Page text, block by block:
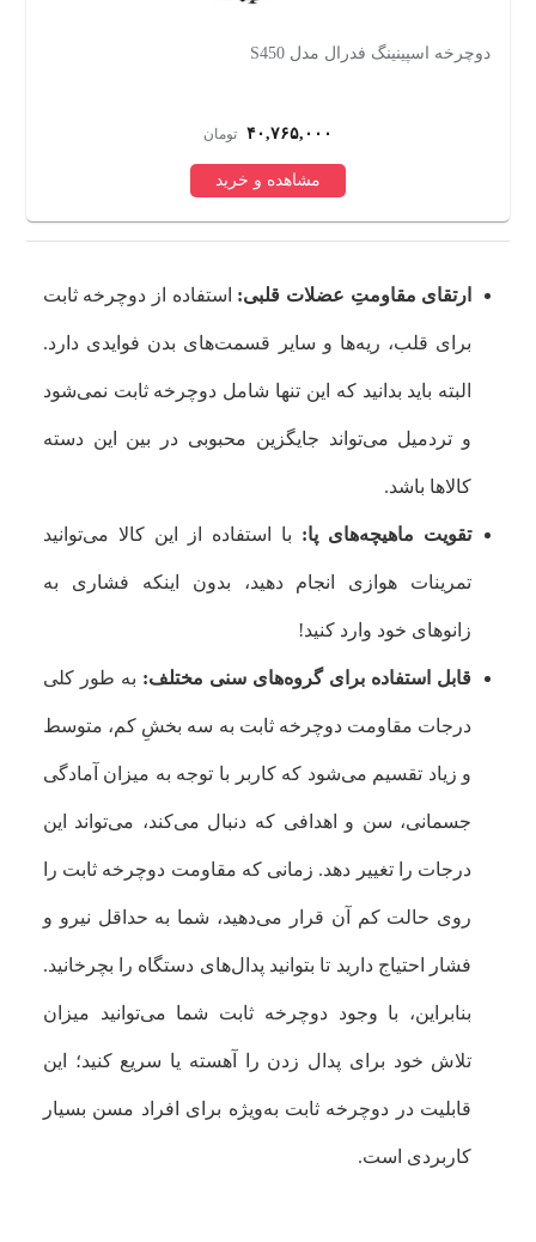
دوچرخه ثابت تایتان فیتنس مدل BC43070
۳۵,۹۰۰,۰۰۰
مشاهده و خرید
ارتقای مقاومتِ عضلات قلبی: استفاده از دوچرخه ثابت
برای قلب، ریه‌ها و سایر قسمت‌های بدن فوایدی دارد.
البته باید بدانید که این تنها شامل دوچرخه ثابت نمی‌شود
و تردمیل می‌تواند جایگزین محبوبی در بین این دسته
کالاها باشد.
تقویت ماهیچه‌‌های پا: با استفاده از این کالا می‌توانید
تمرینات هوازی انجام دهید، بدون اینکه فشاری به
زانوهای خود وارد کنید!
قابل استفاده برای گروه‌های سنی مختلف: به طور کلی
درجات مقاومت دوچرخه ثابت به سه بخشِ کم، متوسط
و زیاد تقسیم می‌شود که کاربر با توجه به میزان آمادگی
جسمانی، سن و اهدافی که دنبال می‌کند، می‌تواند این
درجات را تغییر دهد. زمانی که مقاومت دوچرخه ثابت را
روی حالت کم آن قرار می‌دهید، شما به حداقل نیرو و
فشار احتیاج دارید تا بتوانید پدال‌های دستگاه را بچرخانید.
بنابراین، با وجود دوچرخه ثابت شما می‌توانید میزان
تلاش خود برای پدال زدن را آهسته یا سریع کنید؛ این
قابلیت در دوچرخه ثابت به‌ویژه برای افراد مسن بسیار
کاربردی است.